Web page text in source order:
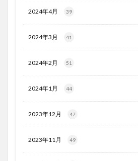
2024年4月 39
2024年3月 41
2024年2月 51
2024年1月 44
2023年12月 47
2023年11月 49